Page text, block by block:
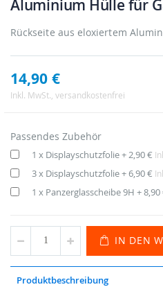
Aluminium Hülle für
Rückseite aus eloxiertem
14,90 €
Inkl. MwSt. , versandkostenfrei
Passendes Zubehör
1 x Displayschutzfolie+ 2,90 €
3 x Displayschutzfolie+6,90 €
1 x Panzerglasscheibe 9H +8,90
IN DEN
Produktbeschreibung